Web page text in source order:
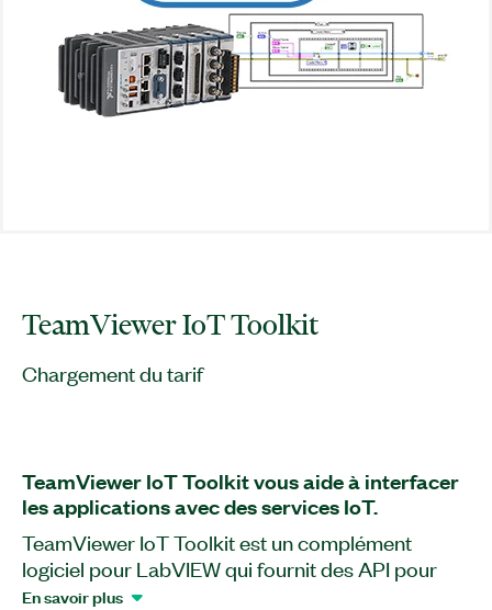
TeamViewer IoT Toolkit
Chargement du tarif
TeamViewer IoT Toolkit vous aide à interfacer
les applications avec des services IoT.
TeamViewer IoT Toolkit est un complément
logiciel pour LabVIEW qui fournit des API pour
interfacer les applications LabVIEW en temps réel
En savoir plus